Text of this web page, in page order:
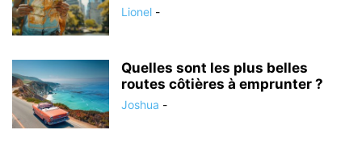
Lionel -
Quelles sont les plus belles
routes côtières à emprunter ?
Joshua -